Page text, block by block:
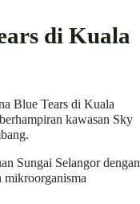
di Kuala
Blue Tears di Kuala
kawasan Sky
Sungai Selangor dengan
mikroorganisma